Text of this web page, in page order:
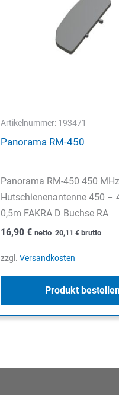
Artikelnummer: 193471
Panorama RM-450
Panorama RM-450 450 MHz
Hutschienenantenne 450 –
0,5m FAKRA D Buchse RA
16,90 € netto 20,11 €brutto
zzgl. Versandkosten
Produkt